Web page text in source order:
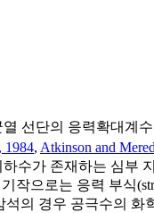
열 선단의 응력확대계
1984, Atkinson and
하수가 존재하는 심부
작으로는 응력 부식
석의 경우 공극수의 화